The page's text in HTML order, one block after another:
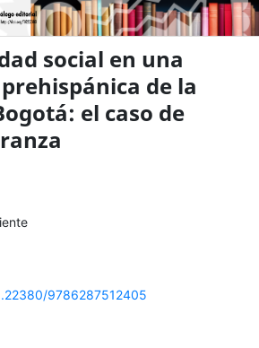
social en una
de la
el caso de
9786287512405